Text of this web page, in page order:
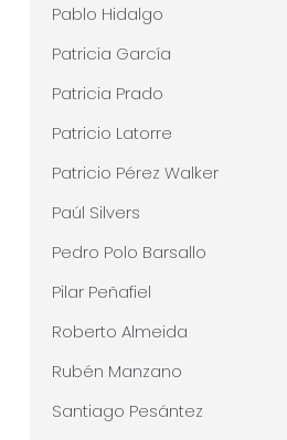
Pablo Hidalgo
Patricia García
Patricia Prado
Patricio Latorre
Patricio Pérez Walker
Paúl Silvers
Pedro Polo Barsallo
Pilar Peñafiel
Roberto Almeida
Rubén Manzano
Santiago Pesántez